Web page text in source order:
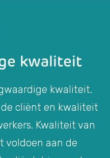
kwaliteit
kwaliteit.
cliënt en kwaliteit
Kwaliteit van
voldoen aan de